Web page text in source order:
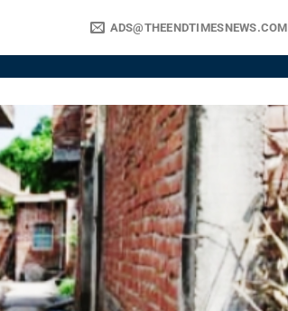
ADS@THEENDTIMESNEWS.COM